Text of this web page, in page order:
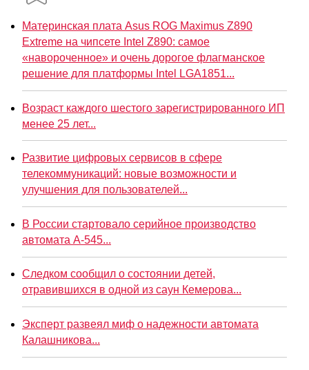
Материнская плата Asus ROG Maximus Z890
Extreme на чипсете Intel Z890: самое
«навороченное» и очень дорогое флагманское
решение для платформы Intel LGA1851...
Возраст каждого шестого зарегистрированного ИП
менее 25 лет...
Развитие цифровых сервисов в сфере
телекоммуникаций: новые возможности и
улучшения для пользователей...
В России стартовало серийное производство
автомата А-545...
Следком сообщил о состоянии детей,
отравившихся в одной из саун Кемерова...
Эксперт развеял миф о надежности автомата
Калашникова...